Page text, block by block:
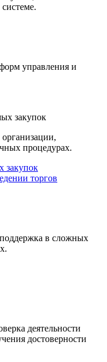
управления и
закупок
процедурах.
закупок
торгов
в сложных
деятельности
достоверности